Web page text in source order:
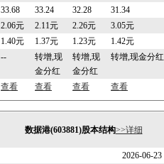
33.68 33.24 32.28 31.34
2.06元 2.11元 2.26元 3.05元
1.40元 1.37元 1.23元 1.42元
--
转增,现
金分红
转增,现
金分红
转增,现金分红
查看 查看 查看 查看
数据港(603881)股本结构>>详细
2026-06-23